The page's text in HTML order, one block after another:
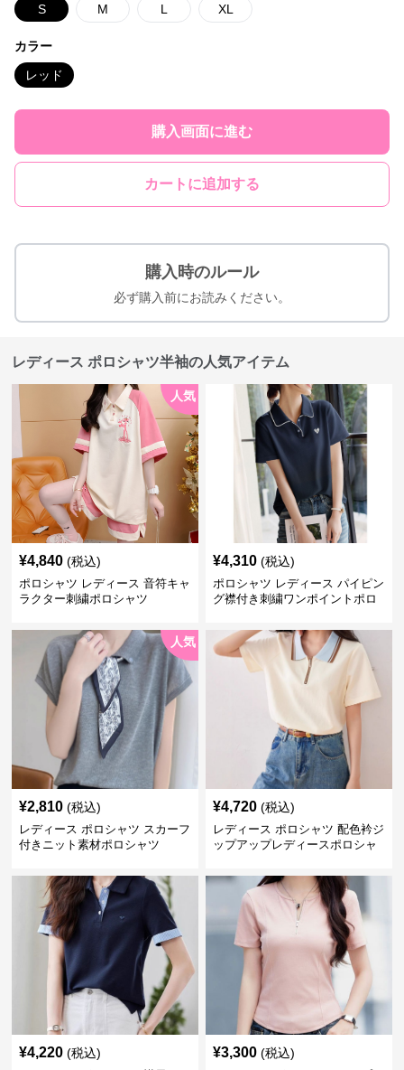
S M L XL
カラー
レッド
購入画面に進む
カートに追加する
購入時のルール
必ず購入前にお読みください。
レディース ポロシャツ半袖の人気アイテム
人気
¥4,840 (税込)
ポロシャツ レディース 音符キャ
ラクター刺繍ポロシャツ
¥4,310 (税込)
ポロシャツ レディース パイピン
グ襟付き刺繍ワンポイントポロ
人気
¥2,810 (税込)
レディース ポロシャツ スカーフ
付きニット素材ポロシャツ
¥4,720 (税込)
レディース ポロシャツ 配色衿ジ
ップアップレディースポロシャ
¥4,220 (税込) ¥3,300 (税込)